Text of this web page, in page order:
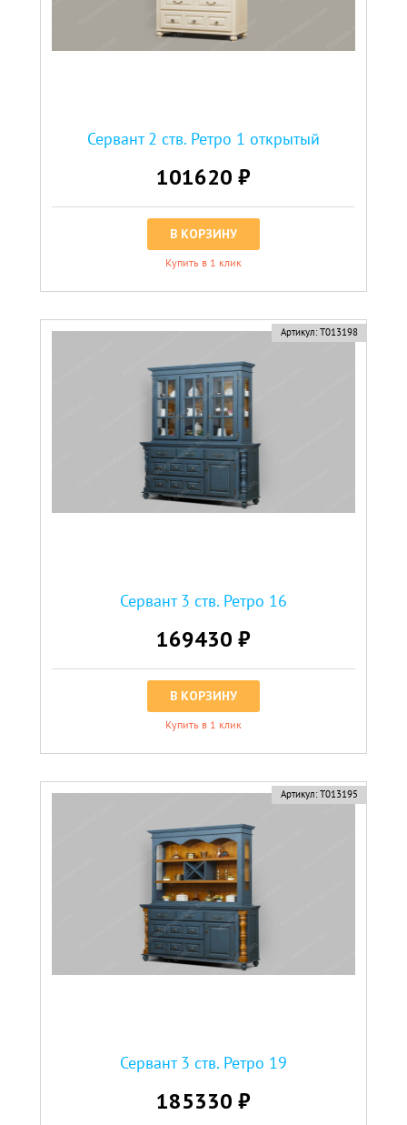
Сервант 2 ств. Ретро 1 открытый
101620 ₽
В КОРЗИНУ
Купить в 1 клик
Артикул: Т013198
Сервант 3 ств. Ретро 16
169430 ₽
В КОРЗИНУ
Купить в 1 клик
Артикул: Т013195
Сервант 3 ств. Ретро 19
185330 ₽